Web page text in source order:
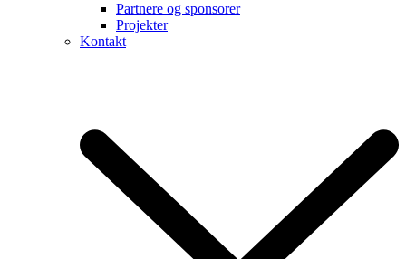
Partnere og sponsorer
Projekter
Kontakt